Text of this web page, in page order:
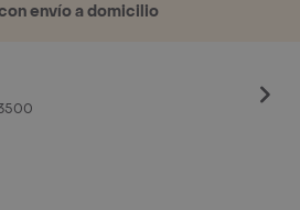
envío a domicilio